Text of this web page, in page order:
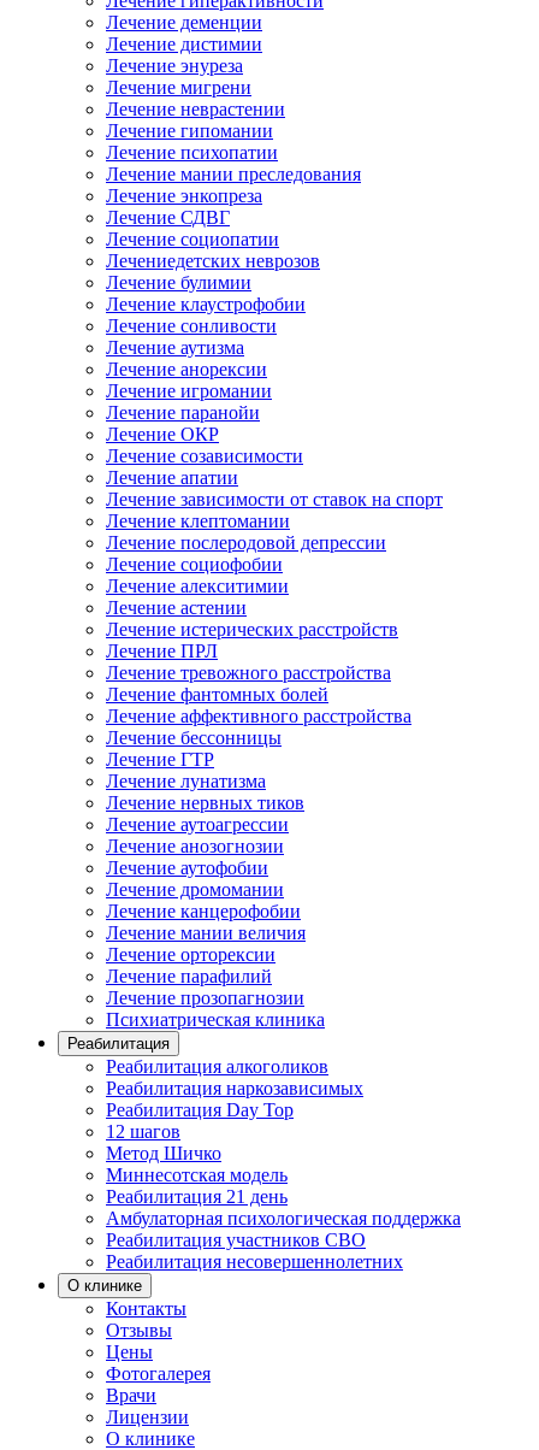
Лечение деменции
Лечение дистимии
Лечение энуреза
Лечение мигрени
Лечение неврастении
Лечение гипомании
Лечение психопатии
Лечение мании преследования
Лечение энкопреза
Лечение СДВГ
Лечение социопатии
Лечениедетских неврозов
Лечение булимии
Лечение клаустрофобии
Лечение сонливости
Лечение аутизма
Лечение анорексии
Лечение игромании
Лечение паранойи
Лечение ОКР
Лечение созависимости
Лечение апатии
Лечение зависимости от ставок на спорт
Лечение клептомании
Лечение послеродовой депрессии
Лечение социофобии
Лечение алекситимии
Лечение астении
Лечение истерических расстройств
Лечение ПРЛ
Лечение тревожного расстройства
Лечение фантомных болей
Лечение аффективного расстройства
Лечение бессонницы
Лечение ГТР
Лечение лунатизма
Лечение нервных тиков
Лечение аутоагрессии
Лечение анозогнозии
Лечение аутофобии
Лечение дромомании
Лечение канцерофобии
Лечение мании величия
Лечение орторексии
Лечение парафилий
Лечение прозопагнозии
Психиатрическая клиника
Реабилитация
Реабилитация алкоголиков
Реабилитация наркозависимых
Реабилитация Day Top
12 шагов
Метод Шичко
Миннесотская модель
Реабилитация 21 день
Амбулаторная психологическая поддержка
Реабилитация участников СВО
Реабилитация несовершеннолетних
О клинике
Контакты
Отзывы
Цены
Фотогалерея
Врачи
Лицензии
О клинике